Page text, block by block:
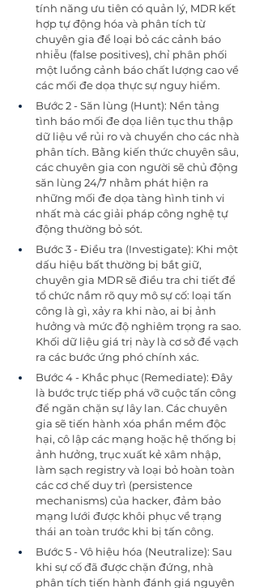
tính năng ưu tiên có quản lý, MDR kết
hợp tự động hóa và phân tích từ
chuyên gia để loại bỏ các cảnh báo
nhiễu (false positives), chỉ phân phối
một luồng cảnh báo chất lượng cao về
các mối đe dọa thực sự nguy hiểm.
Bước 2 - Săn lùng (Hunt): Nền tảng
tình báo mối đe dọa liên tục thu thập
dữ liệu về rủi ro và chuyển cho các nhà
phân tích. Bằng kiến thức chuyên sâu,
các chuyên gia con người sẽ chủ động
săn lùng 24/7 nhằm phát hiện ra
những mối đe dọa tàng hình tinh vi
nhất mà các giải pháp công nghệ tự
động thường bỏ sót.
Bước 3 - Điều tra (Investigate): Khi một
dấu hiệu bất thường bị bắt giữ,
chuyên gia MDR sẽ điều tra chi tiết để
tổ chức nắm rõ quy mô sự cố: loại tấn
công là gì, xảy ra khi nào, ai bị ảnh
hưởng và mức độ nghiêm trọng ra sao.
Khối dữ liệu giá trị này là cơ sở để vạch
ra các bước ứng phó chính xác.
Bước 4 - Khắc phục (Remediate): Đây
là bước trực tiếp phá vỡ cuộc tấn công
để ngăn chặn sự lây lan. Các chuyên
gia sẽ tiến hành xóa phần mềm độc
hại, cô lập các mạng hoặc hệ thống bị
ảnh hưởng, trục xuất kẻ xâm nhập,
làm sạch registry và loại bỏ hoàn toàn
các cơ chế duy trì (persistence
mechanisms) của hacker, đảm bảo
mạng lưới được khôi phục về trạng
thái an toàn trước khi bị tấn công.
Bước 5 - Vô hiệu hóa (Neutralize): Sau
khi sự cố đã được chặn đứng, nhà
phân tích tiến hành đánh giá nguyên